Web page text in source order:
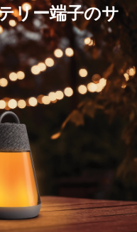
リー端子のサ